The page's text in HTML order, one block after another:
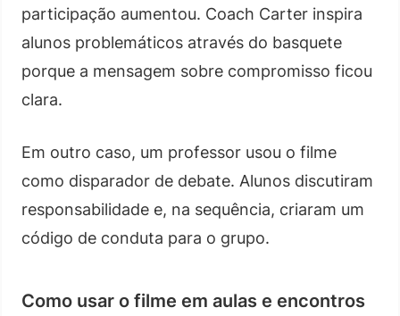
participação aumentou. Coach Carter inspira
alunos problemáticos através do basquete
porque a mensagem sobre compromisso ficou
clara.
Em outro caso, um professor usou o filme
como disparador de debate. Alunos discutiram
responsabilidade e, na sequência, criaram um
código de conduta para o grupo.
Como usar o filme em aulas e encontros